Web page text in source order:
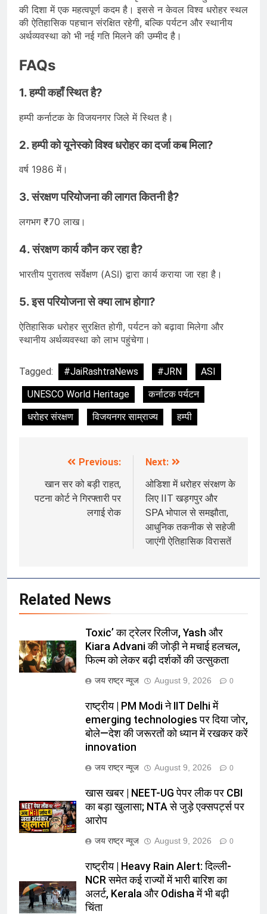
की दिशा में एक महत्वपूर्ण कदम है। इससे न केवल विश्व धरोहर स्थल
की ऐतिहासिक पहचान संरक्षित रहेगी, बल्कि पर्यटन और स्थानीय
अर्थव्यवस्था को भी नई गति मिलने की उम्मीद है।
FAQs
1. हम्पी कहाँ स्थित है?
हम्पी कर्नाटक के विजयनगर जिले में स्थित है।
2. हम्पी को यूनेस्को विश्व धरोहर का दर्जा कब मिला?
वर्ष 1986 में।
3. संरक्षण परियोजना की लागत कितनी है?
लगभग ₹70 लाख।
4. संरक्षण कार्य कौन कर रहा है?
भारतीय पुरातत्व सर्वेक्षण (ASI) द्वारा कार्य कराया जा रहा है।
5. इस परियोजना से क्या लाभ होगा?
ऐतिहासिक धरोहर सुरक्षित होगी, पर्यटन को बढ़ावा मिलेगा और
स्थानीय अर्थव्यवस्था को लाभ पहुंचेगा।
Tagged: #JaiRashtraNews #JRN
ASI
UNESCO World Heritage
कर्नाटक पर्यटन
धरोहर संरक्षण
विजयनगर साम्राज्य हम्पी
navigation
Previous:
खान सर को बड़ी राहत,
पटना कोर्ट ने गिरफ्तारी पर
लगाई रोक
Next:
ओडिशा में धरोहर संरक्षण के
लिए IIT खड़गपुर और
SPA भोपाल से समझौता,
आधुनिक तकनीक से सहेजी
जाएंगी ऐतिहासिक विरासतें
Related News
Toxic’ का ट्रेलर रिलीज, Yash और
Kiara Advani की जोड़ी ने मचाई हलचल,
फिल्म को लेकर बढ़ी दर्शकों की उत्सुकता
जय राष्ट्र न्यूज August 9, 2026 0
राष्ट्रीय | PM Modi ने IIT Delhi में
emerging technologies पर दिया जोर,
बोले—देश की जरूरतों को ध्यान में रखकर करें
innovation
जय राष्ट्र न्यूज August 9, 2026 0
खास खबर | NEET-UG पेपर लीक पर CBI
का बड़ा खुलासा; NTA से जुड़े एक्सपर्ट्स पर
आरोप
जय राष्ट्र न्यूज August 9, 2026 0
राष्ट्रीय | Heavy Rain Alert: दिल्ली-
NCR समेत कई राज्यों में भारी बारिश का
अलर्ट, Kerala और Odisha में भी बढ़ी
चिंता